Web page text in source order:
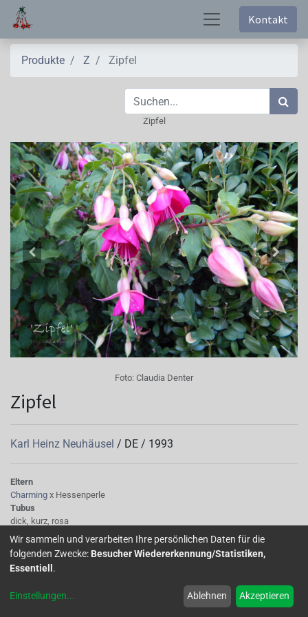
Kontakt
Produkte Z Zipfel
Zipfel
Foto: Claudia Denter
Zipfel
Karl Heinz Neuhäusel / DE / 1993
Eltern
Charming x Hessenperle
Tubus
dick, kurz, rosa
Sepalen
rosa mit gelbgrünen Spitzen
Korolle/Petalen
im Verblühen hellrot., weinrot mit rosa Äderung
einfachblühend
Wir sammeln und verarbeiten Ihre persönlichen Daten für die
folgenden Zwecke: Besucher Wiedererkennung/Statistiken,
Essentiell .
Einstellungen... Ablehnen Akzeptieren